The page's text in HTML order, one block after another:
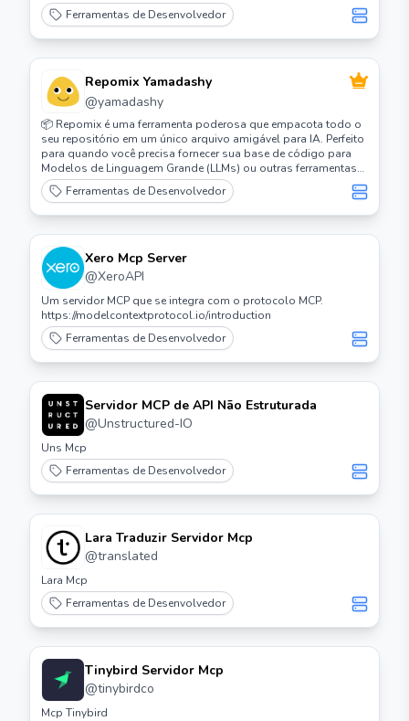
Ferramentas de Desenvolvedor
Repomix Yamadashy
@yamadashy
📦 Repomix é uma ferramenta poderosa que empacota todo o
seu repositório em um único arquivo amigável para IA. Perfeito
para quando você precisa fornecer sua base de código para
Modelos de Linguagem Grande (LLMs) ou outras ferramentas
de IA como Claude, ChatGPT, DeepSeek, Perplexity, Gemini,
Gemma, Llama, Grok e mais.
Ferramentas de Desenvolvedor
Xero Mcp Server
@XeroAPI
Um servidor MCP que se integra com o protocolo MCP.
https://modelcontextprotocol.io/introduction
Ferramentas de Desenvolvedor
Servidor MCP de API Não Estruturada
@Unstructured-IO
Uns Mcp
Ferramentas de Desenvolvedor
Lara Traduzir Servidor Mcp
@translated
Lara Mcp
Ferramentas de Desenvolvedor
Tinybird Servidor Mcp
@tinybirdco
Mcp Tinybird